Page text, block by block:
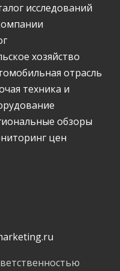
исследований
хозяйство
отрасль
техника и
обзоры
цен